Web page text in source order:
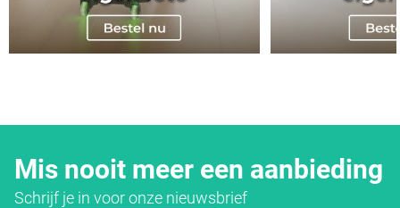
Mis nooit meer een aanbieding
Schrijf je in voor onze nieuwsbrief